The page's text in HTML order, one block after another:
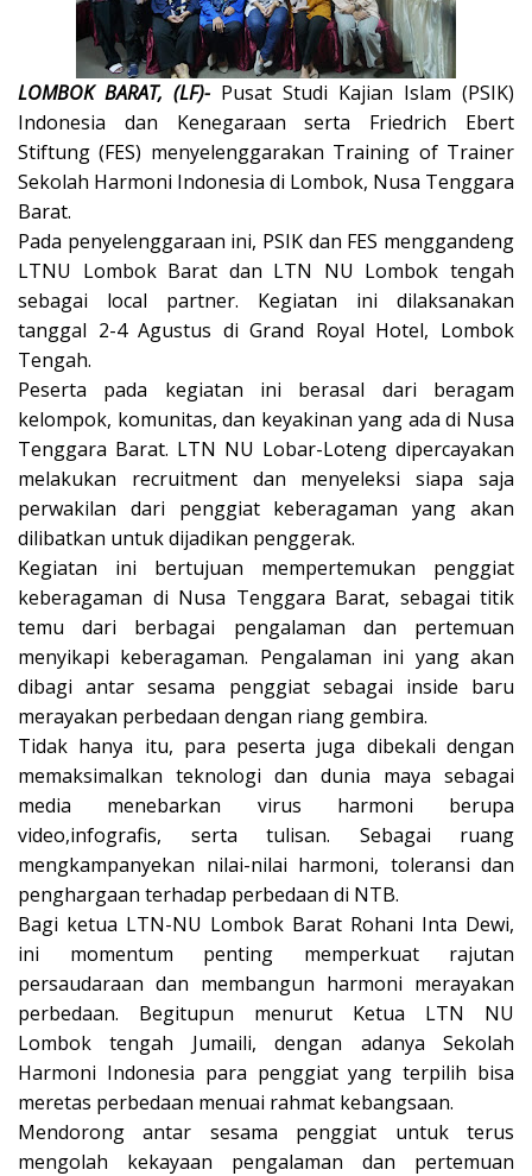
LOMBOK BARAT, (LF)- Pusat Studi Kajian Islam (PSIK)
Indonesia dan Kenegaraan serta Friedrich Ebert
Stiftung (FES) menyelenggarakan Training of Trainer
Sekolah Harmoni Indonesia di Lombok, Nusa Tenggara
Barat.
Pada penyelenggaraan ini, PSIK dan FES menggandeng
LTNU Lombok Barat dan LTN NU Lombok tengah
sebagai local partner. Kegiatan ini dilaksanakan
tanggal 2-4 Agustus di Grand Royal Hotel, Lombok
Tengah.
Peserta pada kegiatan ini berasal dari beragam
kelompok, komunitas, dan keyakinan yang ada di Nusa
Tenggara Barat. LTN NU Lobar-Loteng dipercayakan
melakukan recruitment dan menyeleksi siapa saja
perwakilan dari penggiat keberagaman yang akan
dilibatkan untuk dijadikan penggerak.
Kegiatan ini bertujuan mempertemukan penggiat
keberagaman di Nusa Tenggara Barat, sebagai titik
temu dari berbagai pengalaman dan pertemuan
menyikapi keberagaman. Pengalaman ini yang akan
dibagi antar sesama penggiat sebagai inside baru
merayakan perbedaan dengan riang gembira.
Tidak hanya itu, para peserta juga dibekali dengan
memaksimalkan teknologi dan dunia maya sebagai
media menebarkan virus harmoni berupa
video,infografis, serta tulisan. Sebagai ruang
mengkampanyekan nilai-nilai harmoni, toleransi dan
penghargaan terhadap perbedaan di NTB.
Bagi ketua LTN-NU Lombok Barat Rohani Inta Dewi,
ini momentum penting memperkuat rajutan
persaudaraan dan membangun harmoni merayakan
perbedaan. Begitupun menurut Ketua LTN NU
Lombok tengah Jumaili, dengan adanya Sekolah
Harmoni Indonesia para penggiat yang terpilih bisa
meretas perbedaan menuai rahmat kebangsaan.
Mendorong antar sesama penggiat untuk terus
mengolah kekayaan pengalaman dan pertemuan